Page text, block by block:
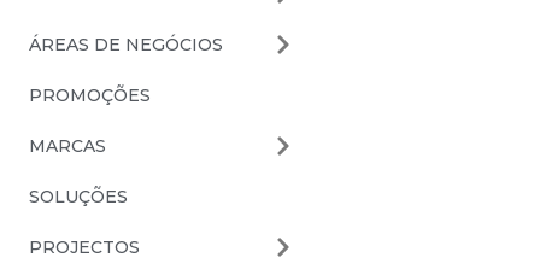
ÁREAS DE NEGÓCIOS
PROMOÇÕES
MARCAS
SOLUÇÕES
PROJECTOS